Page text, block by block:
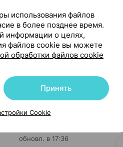
обновл. в 17:37
обновл. в 17:37
обновл. в 17:36
использования файлов
в более позднее время.
информации о целях,
файлов cookie вы можете
обработки файлов cookie
Принять
Cookie